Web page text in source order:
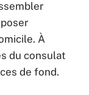
À
du consulat
de fond.